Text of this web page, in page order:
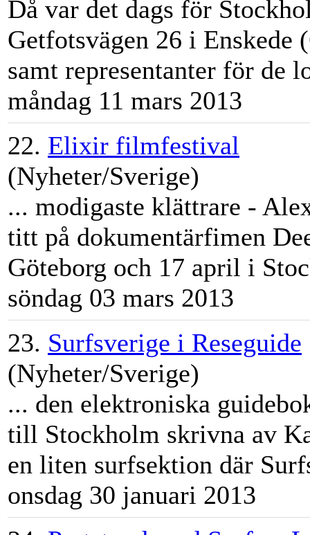
Då var det dags för
Getfotsvägen 26 i Enskede
samt representanter för de
måndag 11 mars 2013
22. Elixir filmfestival
(Nyheter/Sverige)
... modigaste klättrare -
titt på dokumentärfimen
Göteborg och 17 april i
söndag 03 mars 2013
23. Surfsverige i Reseguide
(Nyheter/Sverige)
... den elektroniska
till Stockholm skrivna av
en liten surfsektion där
onsdag 30 januari 2013